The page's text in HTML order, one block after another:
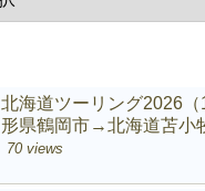
北海道ツーリング2026（
形県鶴岡市→北海道苫小
70 views